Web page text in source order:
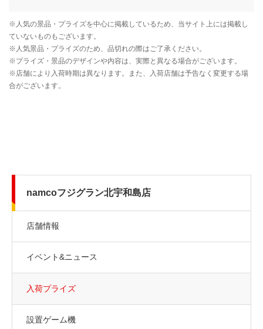
namcoフジグラン北宇和島店
店舗情報
イベント&ニュース
入荷プライズ
設置ゲーム機